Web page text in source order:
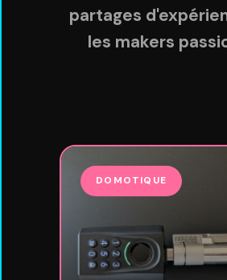
partages
les makers
DOMOTIQUE